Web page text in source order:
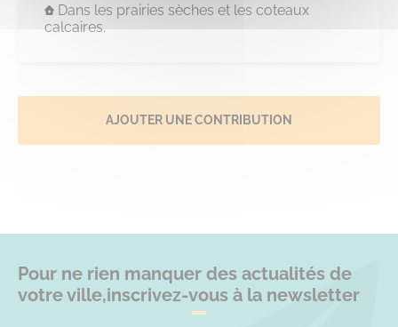
Dans les prairies sèches et les coteaux
calcaires.
AJOUTER UNE CONTRIBUTION
Pour ne rien manquer des actualités de
votre ville,inscrivez-vous à la newsletter